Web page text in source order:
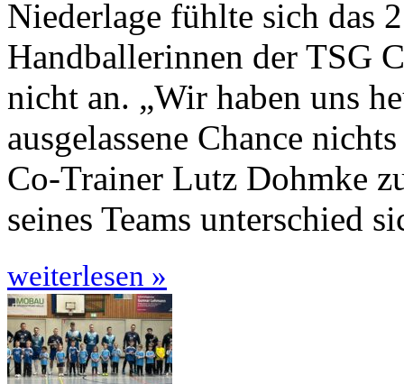
Niederlage fühlte sich das
Handballerinnen der TSG
nicht an. „Wir haben uns
ausgelassene Chance
Co-Trainer Lutz Dohmke
seines Teams unterschied
weiterlesen »